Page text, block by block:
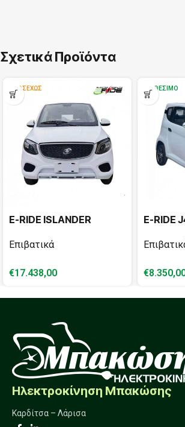
Σχετικά Προϊόντα
ΠΡΟΣΕΧΏΣ
E-RIDE ISLANDER
Επιβατικά
€17.438,00
ΔΙΑΘΈΣΙΜΟ
E-RIDE
€
Ηλεκτροκίνηση Μπακώσης
Καρδίτσα – Λάρισα